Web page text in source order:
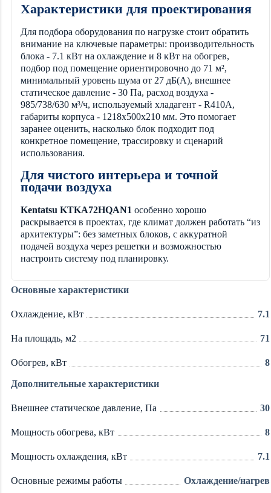
Характеристики для проектирования
Для подбора оборудования по нагрузке стоит обратить
внимание на ключевые параметры: производительность
блока - 7.1 кВт на охлаждение и 8 кВт на обогрев,
подбор под помещение ориентировочно до 71 м²,
минимальный уровень шума от 27 дБ(А), внешнее
статическое давление - 30 Па, расход воздуха -
985/738/630 м³/ч, используемый хладагент - R410A,
габариты корпуса - 1218x500x210 мм. Это помогает
заранее оценить, насколько блок подходит под
конкретное помещение, трассировку и сценарий
использования.
Для чистого интерьера и точной
подачи воздуха
Kentatsu KTKA72HQAN1 особенно хорошо
раскрывается в проектах, где климат должен работать “из
архитектуры”: без заметных блоков, с аккуратной
подачей воздуха через решетки и возможностью
настроить систему под планировку.
Основные характеристики
Охлаждение, кВт 7.1
На площадь, м2 71
Обогрев, кВт 8
Дополнительные характеристики
Внешнее статическое давление, Па 30
Мощность обогрева, кВт 8
Мощность охлаждения, кВт 7.1
Основные режимы работы Охлаждение/нагрев